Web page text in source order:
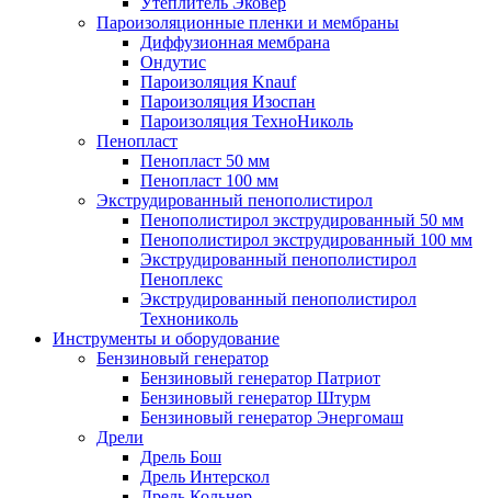
Пароизоляционные пленки и мембраны
Диффузионная мембрана
Ондутис
Пароизоляция Knauf
Пароизоляция Изоспан
Пароизоляция ТехноНиколь
Пенопласт
Пенопласт 50 мм
Пенопласт 100 мм
Экструдированный пенополистирол
Пенополистирол экструдированный 50 мм
Пенополистирол экструдированный 100 мм
Экструдированный пенополистирол
Пеноплекс
Экструдированный пенополистирол
Технониколь
Инструменты и оборудование
Бензиновый генератор
Бензиновый генератор Патриот
Бензиновый генератор Штурм
Бензиновый генератор Энергомаш
Дрели
Дрель Бош
Дрель Интерскол